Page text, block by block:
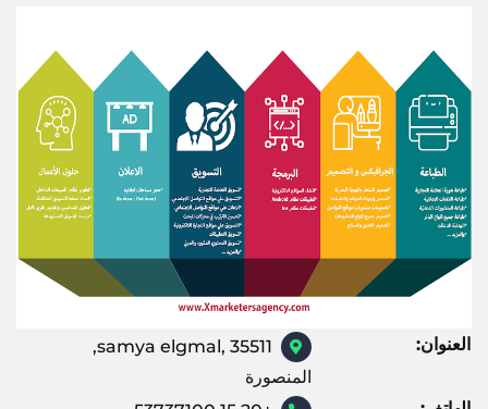
العنوان:
samya elgmal, 35511,
المنصورة